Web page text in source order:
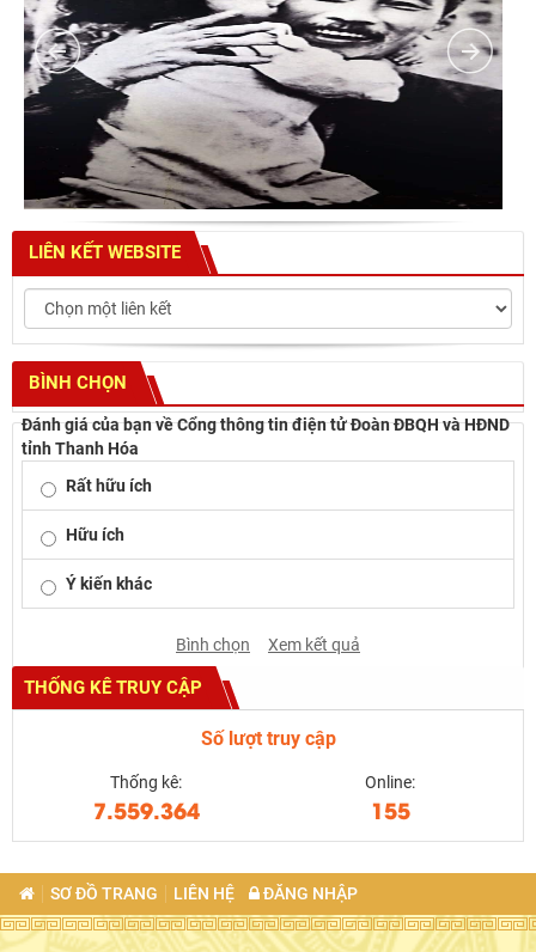
LIÊN KẾT WEBSITE
BÌNH CHỌN
Đánh giá của bạn về Cổng thông tin điện tử Đoàn ĐBQH và HĐND
tỉnh Thanh Hóa
Rất hữu ích
Hữu ích
Ý kiến khác
Bình chọn Xem kết quả
THỐNG KÊ TRUY CẬP
Số lượt truy cập
Thống kê:
7.559.364
Online:
155
SƠ ĐỒ TRANG LIÊN HỆ ĐĂNG NHẬP